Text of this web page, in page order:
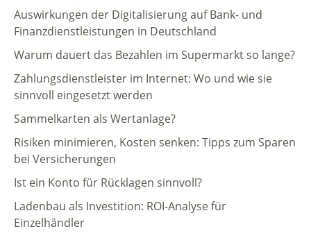
Auswirkungen der Digitalisierung auf Bank- und
Finanzdienstleistungen in Deutschland
Warum dauert das Bezahlen im Supermarkt so lange?
Zahlungsdienstleister im Internet: Wo und wie sie
sinnvoll eingesetzt werden
Sammelkarten als Wertanlage?
Risiken minimieren, Kosten senken: Tipps zum Sparen
bei Versicherungen
Ist ein Konto für Rücklagen sinnvoll?
Ladenbau als Investition: ROI-Analyse für
Einzelhändler